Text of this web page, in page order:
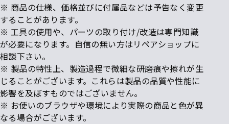
※ 商品の仕様、価格並びに付属品などは予告なく変更
することがあります。
※ 工具の使用や、パーツの取り付け/改造は専門知識
が必要になります。自信の無い方はリペアショップに
相談下さい。
※ 製品の特性上、製造過程で微細な研磨痕や擦れが生
じることがございます。これらは製品の品質や性能に
影響を及ぼすものではございません。
※ お使いのブラウザや環境により実際の商品と色が異
なる場合がございます。